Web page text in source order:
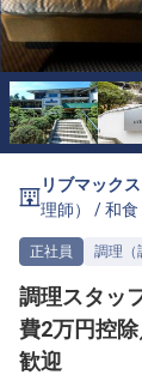
よくある
ホテル・
無料
リブマック
理師）
/和食
正社員 調理（
調理スタッ
費2万円控
歓迎